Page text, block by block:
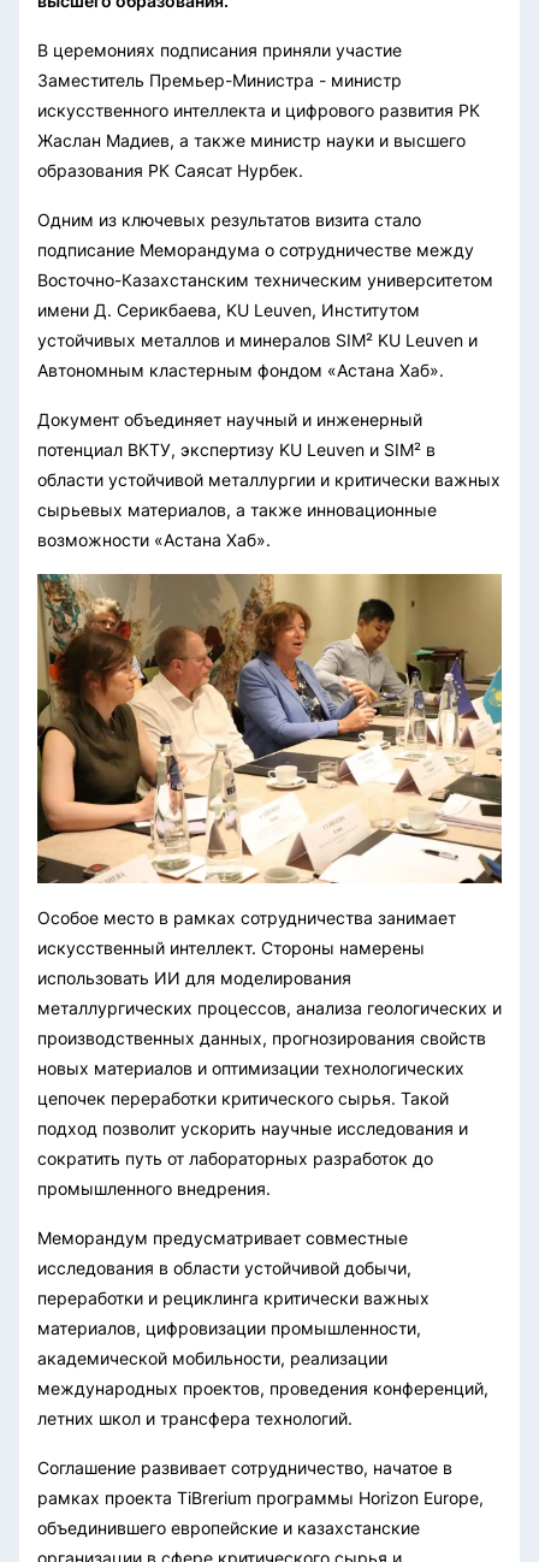
В церемониях подписания приняли участие
Заместитель Премьер-Министра - министр
искусственного интеллекта и цифрового развития РК
Жаслан Мадиев, а также министр науки и высшего
образования РК Саясат Нурбек.
Одним из ключевых результатов визита стало
подписание Меморандума о сотрудничестве между
Восточно-Казахстанским техническим университетом
имени Д. Серикбаева, KU Leuven, Институтом
устойчивых металлов и минералов SIM² KU Leuven и
Автономным кластерным фондом «Астана Хаб».
Документ объединяет научный и инженерный
потенциал ВКТУ, экспертизу KU Leuven и SIM² в
области устойчивой металлургии и критически важных
сырьевых материалов, а также инновационные
возможности «Астана Хаб».
Особое место в рамках сотрудничества занимает
искусственный интеллект. Стороны намерены
использовать ИИ для моделирования
металлургических процессов, анализа геологических и
производственных данных, прогнозирования свойств
новых материалов и оптимизации технологических
цепочек переработки критического сырья. Такой
подход позволит ускорить научные исследования и
сократить путь от лабораторных разработок до
промышленного внедрения.
Меморандум предусматривает совместные
исследования в области устойчивой добычи,
переработки и рециклинга критически важных
материалов, цифровизации промышленности,
академической мобильности, реализации
международных проектов, проведения конференций,
летних школ и трансфера технологий.
Соглашение развивает сотрудничество, начатое в
рамках проекта TiBrerium программы Horizon Europe,
объединившего европейские и казахстанские
организации в сфере критического сырья и